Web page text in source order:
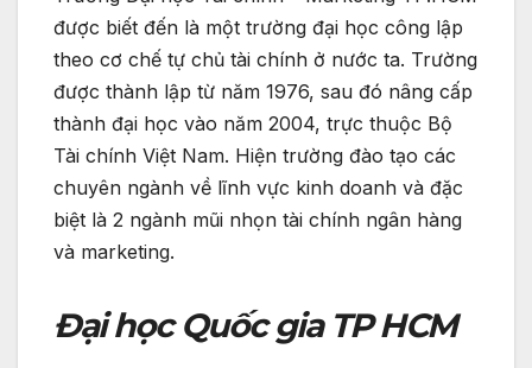
được biết đến là một trường đại học công lập
theo cơ chế tự chủ tài chính ở nước ta. Trường
được thành lập từ năm 1976, sau đó nâng cấp
thành đại học vào năm 2004, trực thuộc Bộ
Tài chính Việt Nam. Hiện trường đào tạo các
chuyên ngành về lĩnh vực kinh doanh và đặc
biệt là 2 ngành mũi nhọn tài chính ngân hàng
và marketing.
Đại học Quốc gia TP HCM